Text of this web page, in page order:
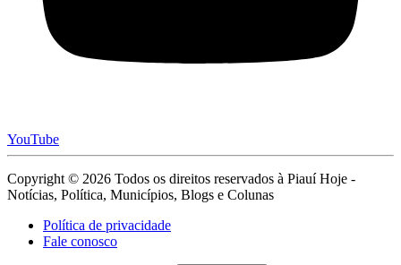
YouTube
Copyright © 2026 Todos os direitos reservados à Piauí Hoje -
Notícias, Política, Municípios, Blogs e Colunas
Política de privacidade
Fale conosco